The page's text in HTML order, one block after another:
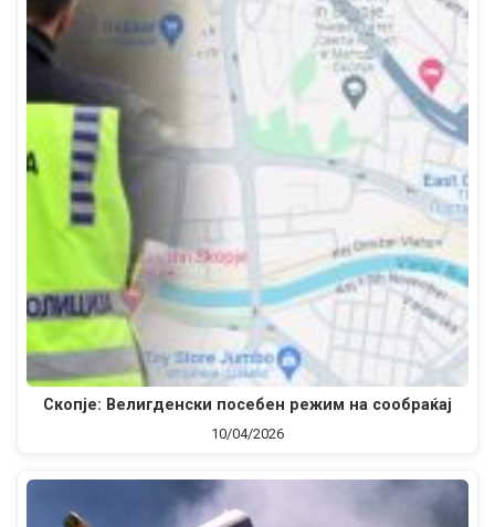
Скопје: Велигденски посебен режим на сообраќај
10/04/2026